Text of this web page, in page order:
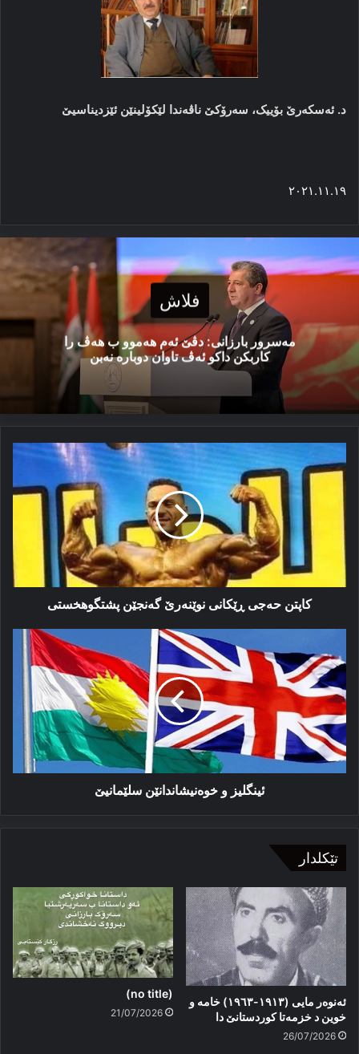
د. ئەسکەرێ بۆییک، سه‌رۆکێ ناڤه‌ندا لێکۆلینێن ئێزدیناسیێ
٢٠٢١.١١.١٩
فلاش
مەسرور بارزانی: دڤێ ئەم هەموو ب هەڤ را
کاربکن داکو ئەڤ تاوان دوبارە نەبن
کاپتن
حەجی
ڕێکانی
نوێنەرێ
گەنجێن
پشتگوهخستی
کاپتن حەجی ڕێکانی نوێنەرێ گەنجێن پشتگوهخستی
ئینگلیز
و
خوەنیشاندانێن
سلێمانیێ
ئینگلیز و خوەنیشاندانێن سلێمانیێ
تێکلدار
ئەنوەر مایی (١٩١٣-١٩٦٣) خامە و
خوین د خزمەتا کوردستانێ دا
26/07/2026
(no title)
21/07/2026